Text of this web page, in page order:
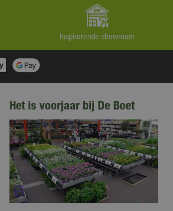
Inspirerende showroom
Het is voorjaar bij De Boet